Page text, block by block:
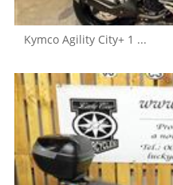
Kymco Agility City+ 1 ...